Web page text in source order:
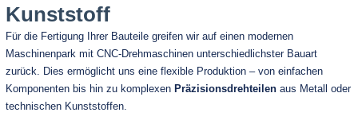
Kunststoff
Für die Fertigung Ihrer Bauteile greifen wir auf einen modernen
Maschinenpark mit CNC-Drehmaschinen unterschiedlichster Bauart
zurück. Dies ermöglicht uns eine flexible Produktion – von einfachen
Komponenten bis hin zu komplexen Präzisionsdrehteilenaus Metall oder
technischen Kunststoffen.